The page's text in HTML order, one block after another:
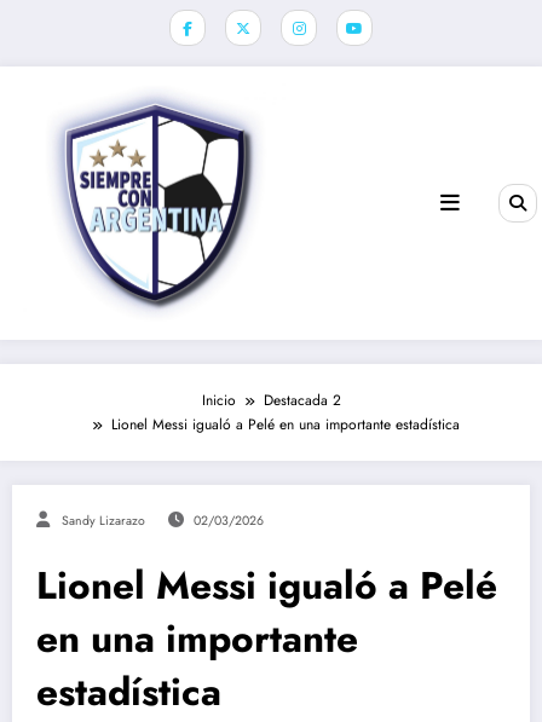
Inicio
Destacada 2
Lionel Messi igualó a Pelé en una importante estadística
Sandy Lizarazo 02/03/2026
Lionel Messi igualó a Pelé
en una importante
estadística